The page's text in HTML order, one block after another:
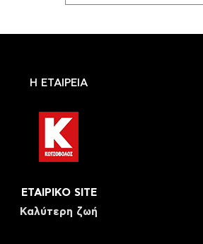
Η ΕΤΑΙΡΕΙΑ
ΕΤΑΙΡΙΚΟ SITE
Καλύτερη ζωή